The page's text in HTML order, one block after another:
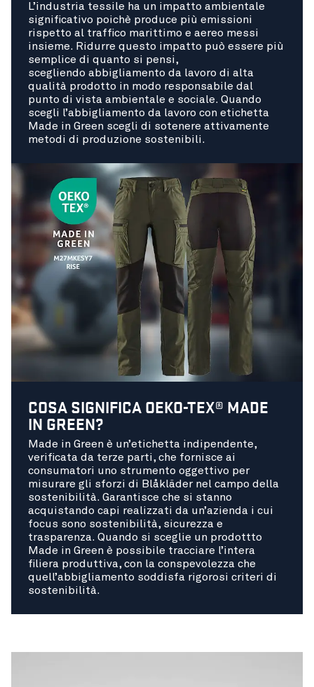
L’industria tessile ha un impatto ambientale
significativo poichè produce più emissioni
rispetto al traffico marittimo e aereo messi
insieme. Ridurre questo impatto può essere più
semplice di quanto si pensi,
scegliendo abbigliamento da lavoro di alta
qualità prodotto in modo responsabile dal
punto di vista ambientale e sociale. Quando
scegli l’abbigliamento da lavoro con etichetta
Made in Green scegli di sotenere attivamente
metodi di produzione sostenibili.
COSA SIGNIFICA OEKO-TEX® MADE
IN GREEN?
Made in Green è un’etichetta indipendente,
verificata da terze parti, che fornisce ai
consumatori uno strumento oggettivo per
misurare gli sforzi di Blåkläder nel campo della
sostenibilità. Garantisce che si stanno
acquistando capi realizzati da un’azienda i cui
focus sono sostenibilità, sicurezza e
trasparenza. Quando si sceglie un prodottto
Made in Green è possibile tracciare l’intera
filiera produttiva, con la conspevolezza che
quell’abbigliamento soddisfa rigorosi criteri di
sostenibilità.